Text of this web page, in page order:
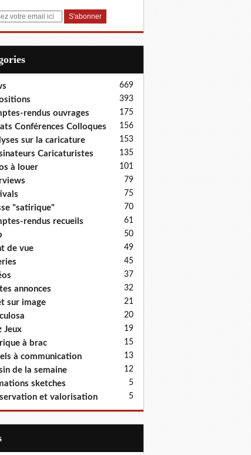
669
393
rendus ouvrages 175
Conférences Colloques 156
sur la caricature 153
Caricaturistes 135
à louer 101
79
75
"satirique" 70
rendus recueils 61
50
de vue 49
45
37
annonces 32
sur image 21
20
Jeux 19
à brac 15
à communication 13
de la semaine 12
sketches 5
et valorisation 5